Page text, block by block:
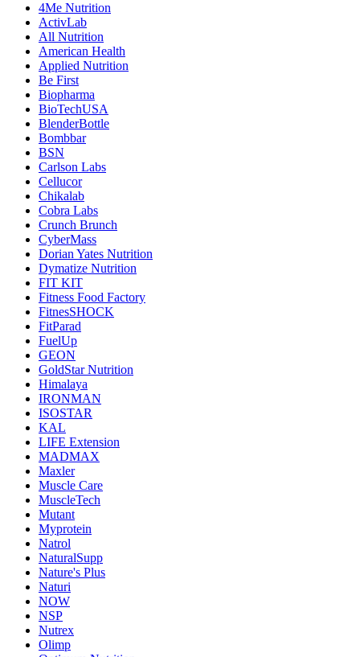
4Me Nutrition
ActivLab
All Nutrition
American Health
Applied Nutrition
Be First
Biopharma
BioTechUSA
BlenderBottle
Bombbar
BSN
Carlson Labs
Cellucor
Chikalab
Cobra Labs
Crunch Brunch
CyberMass
Dorian Yates Nutrition
Dymatize Nutrition
FIT KIT
Fitness Food Factory
FitnesSHOCK
FitParad
FuelUp
GEON
GoldStar Nutrition
Himalaya
IRONMAN
ISOSTAR
KAL
LIFE Extension
MADMAX
Maxler
Muscle Care
MuscleTech
Mutant
Myprotein
Natrol
NaturalSupp
Nature's Plus
Naturi
NOW
NSP
Nutrex
Olimp